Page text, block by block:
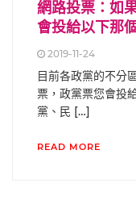
網路投票：如
會投給以下那
2019-11-24
目前各政黨的不分
票，政黨票您會投
黨、民 […]
READ MORE